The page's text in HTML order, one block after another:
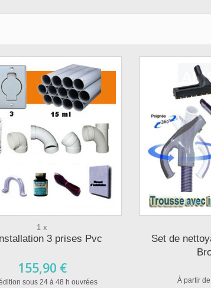
1 x
3 prises Pvc
155,90 €
sous 24 à 48 h ouvrées
Set de
À partir de